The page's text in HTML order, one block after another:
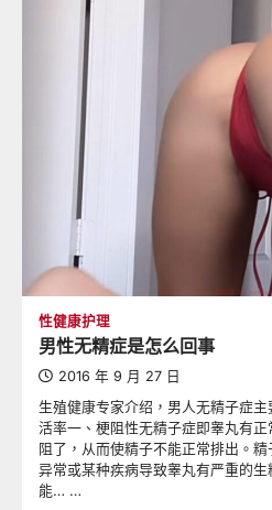
性健康护理
男性无精症是怎么回事
2016 年 9 月 27 日
生殖健康专家介绍，男人无精子症
活率一、梗阻性无精子症即睾丸有
阻了，从而使精子不能正常排出。
异常或某种疾病导致睾丸有严重的
能… …